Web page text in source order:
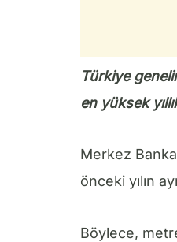
Türkiye
en yüksek
Merkez
önceki yılın
Böylece,